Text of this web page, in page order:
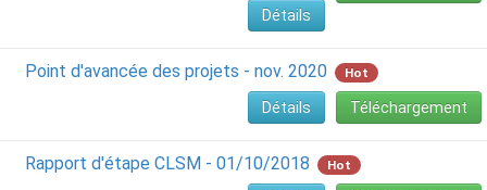
Détails
Point d'avancée des projets - nov. 2020 Hot
Téléchargement
Détails
Rapport d'étape CLSM - 01/10/2018 Hot